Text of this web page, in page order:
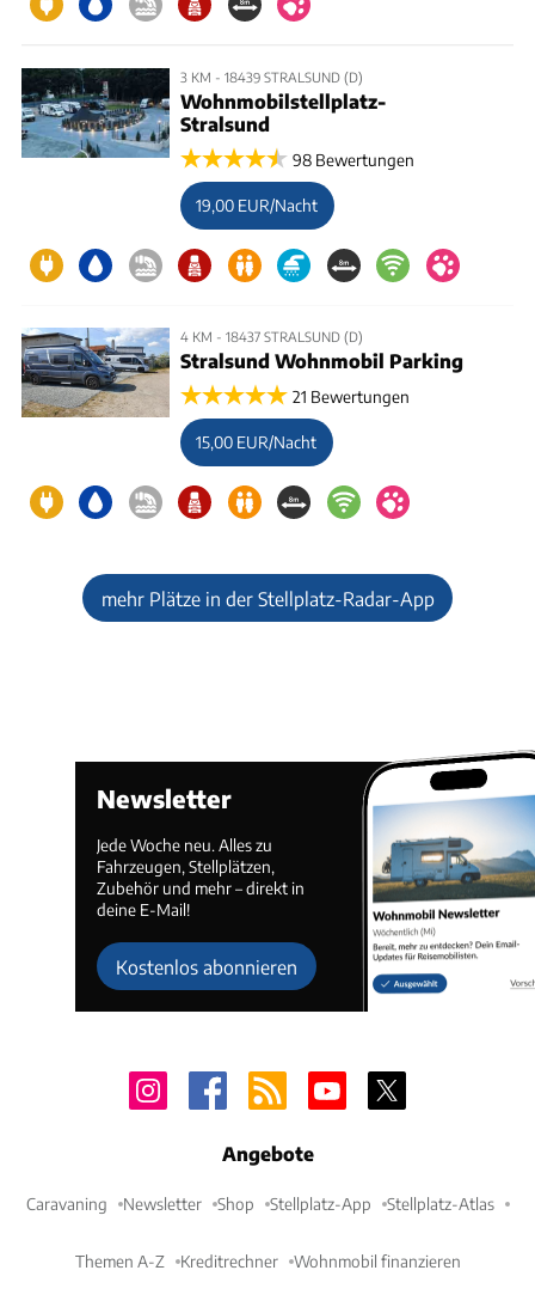
3 KM - 18439 STRALSUND (D)
Wohnmobilstellplatz-
Stralsund
98 Bewertungen
19,00 EUR/Nacht
4 KM - 18437 STRALSUND (D)
Stralsund Wohnmobil Parking
21 Bewertungen
15,00 EUR/Nacht
mehr Plätze in der Stellplatz-Radar-App
Newsletter
Jede Woche neu. Alles zu
Fahrzeugen, Stellplätzen,
Zubehör und mehr – direkt in
deine E-Mail!
Kostenlos abonnieren
Angebote
Caravaning Newsletter Shop Stellplatz-App Stellplatz-Atlas
Themen A-Z Kreditrechner Wohnmobil finanzieren